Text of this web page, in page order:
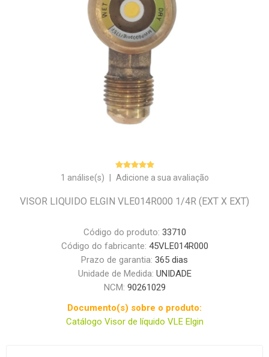
1 análise(s) Adicione a sua avaliação
VISOR LIQUIDO ELGIN VLE014R000 1/4R (EXT X EXT)
Código do produto: 33710
Código do fabricante: 45VLE014R000
Prazo de garantia: 365 dias
Unidade de Medida: UNIDADE
NCM: 90261029
Documento(s) sobre o produto:
Catálogo Visor de líquido VLE Elgin